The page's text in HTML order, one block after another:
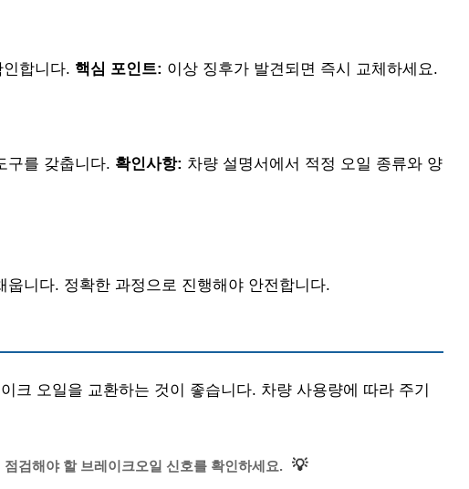
합니다. 핵심 포인트: 이상 징후가 발견되면 즉시 교체하세요.
구를 갖춥니다. 확인사항: 차량 설명서에서 적정 오일 종류와 양
니다. 정확한 과정으로 진행해야 안전합니다.
크 오일을 교환하는 것이 좋습니다. 차량 사용량에 따라 주기
점검해야 할 브레이크오일 신호를 확인하세요. 💡